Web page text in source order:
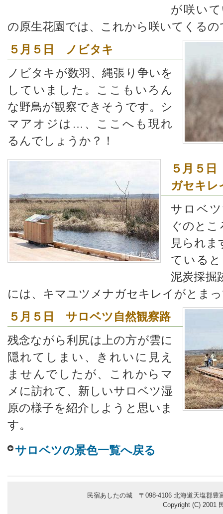
が咲い
の原生花園では、これから咲いてくる
５月５日 ノビタキ
ノビタキが数羽、縄張り争いを
していました。ここもいろん
な野鳥が観察できそうです。シ
マアオジは…、ここへも現れ
るんでしょうか？！
５月５
ガセキレ
サロベ
ぐのとこ
見られま
ている
泥炭採掘
には、キマユツメナガセキレイがとま
５月５日 サロベツ自然観察路
残念ながら利尻は上の方が雲に
隠れてしまい、きれいに見え
ませんでしたが、これからマ
メに訪れて、新しいサロベツ湿
原の様子を紹介しようと思いま
す。
サロベツの景色一覧へ戻る
民宿あしたの城 〒098-4106 北海道天塩郡豊
Copyright (C) 2001